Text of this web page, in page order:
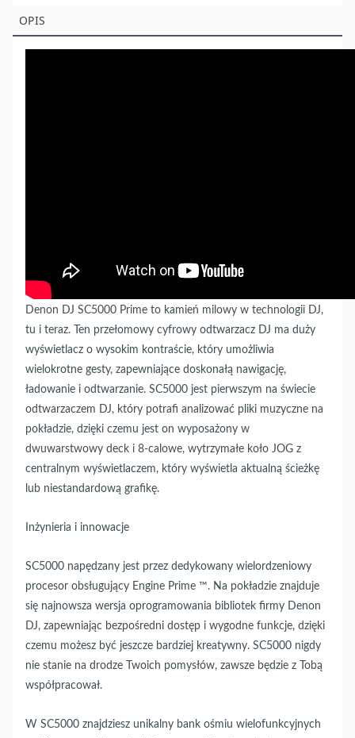
OPIS
Denon DJ SC5000 Prime to kamień milowy w technologii DJ,
tu i teraz. Ten przełomowy cyfrowy odtwarzacz DJ ma duży
wyświetlacz o wysokim kontraście, który umożliwia
wielokrotne gesty, zapewniające doskonałą nawigację,
ładowanie i odtwarzanie. SC5000 jest pierwszym na świecie
odtwarzaczem DJ, który potrafi analizować pliki muzyczne na
pokładzie, dzięki czemu jest on wyposażony w
dwuwarstwowy deck i 8-calowe, wytrzymałe koło JOG z
centralnym wyświetlaczem, który wyświetla aktualną ścieżkę
lub niestandardową grafikę.
Inżynieria i innowacje
SC5000 napędzany jest przez dedykowany wielordzeniowy
procesor obsługujący Engine Prime ™. Na pokładzie znajduje
się najnowsza wersja oprogramowania bibliotek firmy Denon
DJ, zapewniając bezpośredni dostęp i wygodne funkcje, dzięki
czemu możesz być jeszcze bardziej kreatywny. SC5000 nigdy
nie stanie na drodze Twoich pomysłów, zawsze będzie z Tobą
współpracował.
W SC5000 znajdziesz unikalny bank ośmiu wielofunkcyjnych